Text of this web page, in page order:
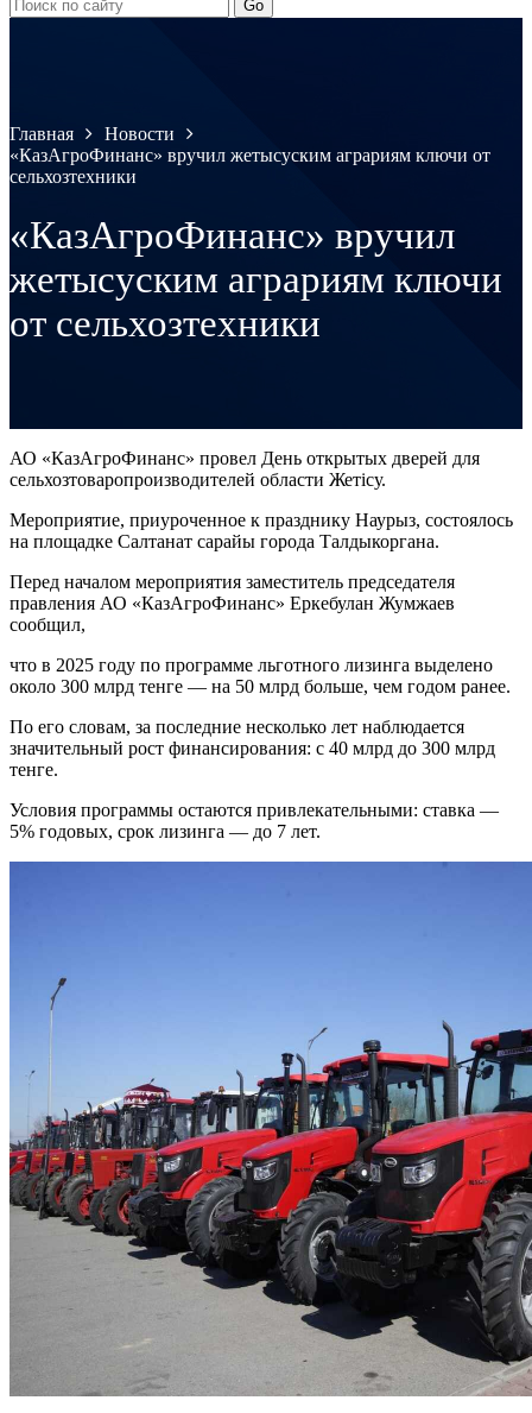
Главная
Новости
«КазАгроФинанс» вручил жетысуским аграриям ключи от
сельхозтехники
«КазАгроФинанс» вручил
жетысуским аграриям ключи
от сельхозтехники
АО «КазАгроФинанс» провел День открытых дверей для
сельхозтоваропроизводителей области Жетісу.
Мероприятие, приуроченное к празднику Наурыз, состоялось
на площадке Салтанат сарайы города Талдыкоргана.
Перед началом мероприятия заместитель председателя
правления АО «КазАгроФинанс» Еркебулан Жумжаев
сообщил,
что в 2025 году по программе льготного лизинга выделено
около 300 млрд тенге — на 50 млрд больше, чем годом ранее.
По его словам, за последние несколько лет наблюдается
значительный рост финансирования: с 40 млрд до 300 млрд
тенге.
Условия программы остаются привлекательными: ставка —
5% годовых, срок лизинга — до 7 лет.